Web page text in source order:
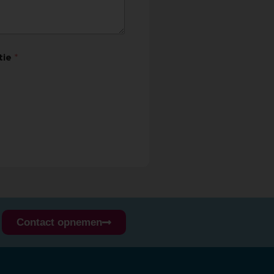
*
Contact opnemen